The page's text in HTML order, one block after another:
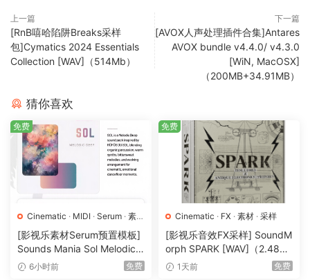
Vocals
Metal Screams & Drop Vox
Royalty Free
上一篇
[RnB嘻哈陷阱Breaks采样
包]Cymatics 2024 Essentials
Collection [WAV]（514Mb）
下一篇
[AVOX人声处理插件合集]Antares
AVOX bundle v4.4.0/ v4.3.0
[WiN, MacOSX]
（200MB+34.91MB）
猜你喜欢
Cinematic · MIDI · Serum · 素材
· 采样·预置
[影视乐素材Serum预置模板]
Sounds Mania Sol Melodic
Deep [WAV, MiDi]（1.23G
6小时前 免费
免费
Cinematic · FX · 素材 · 采样
[影视乐音效FX采样] SoundM
orph SPARK [WAV]（2.48G
B）1天前 免费
免费